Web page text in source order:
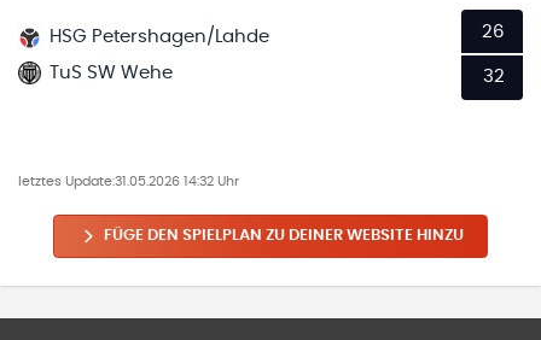
HSG Petershagen/Lahde
TuS SW Wehe
26
32
letztes Update:31.05.2026 14:32 Uhr
FÜGE DEN SPIELPLAN ZU DEINER WEBSITE HINZU